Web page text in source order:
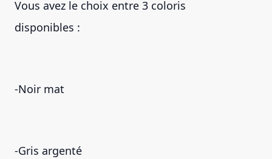
Vous avez le choix entre 3 coloris
disponibles :
-Noir mat
-Gris argenté